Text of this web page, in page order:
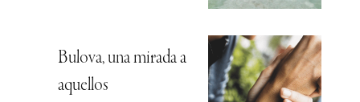
Bulova, una mirada a
aquellos